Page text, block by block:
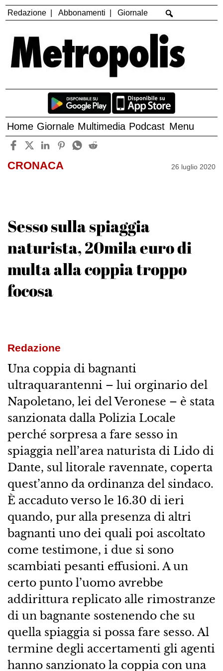
Redazione Abbonamenti Giornale
Home Giornale Multimedia Podcast Menu
CRONACA 26 luglio 2020
Sesso sulla spiaggia
naturista, 20mila euro di
multa alla coppia troppo
focosa
Redazione
Una coppia di bagnanti
ultraquarantenni – lui orginario del
Napoletano, lei del Veronese – è stata
sanzionata dalla Polizia Locale
perché sorpresa a fare sesso in
spiaggia nell’area naturista di Lido di
Dante, sul litorale ravennate, coperta
quest’anno da ordinanza del sindaco.
È accaduto verso le 16.30 di ieri
quando, pur alla presenza di altri
bagnanti uno dei quali poi ascoltato
come testimone, i due si sono
scambiati pesanti effusioni. A un
certo punto l’uomo avrebbe
addirittura replicato alle rimostranze
di un bagnante sostenendo che su
quella spiaggia si possa fare sesso. Al
termine degli accertamenti gli agenti
hanno sanzionato la coppia con una